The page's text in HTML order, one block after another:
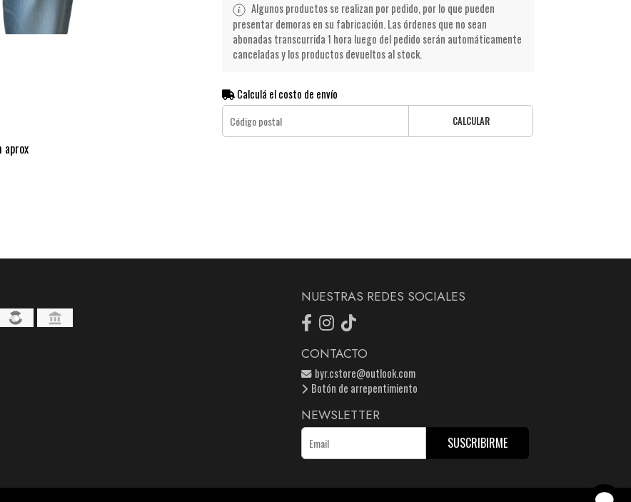
aprox
Algunos productos se realizan por pedido, por lo que pueden
presentar demoras en su fabricación. Las órdenes que no sean
abonadas transcurrida 1 hora luego del pedido serán automáticamente
canceladas y los productos devueltos al stock.
Calculá el costo de envío
CALCULAR
NUESTRAS REDES SOCIALES
CONTACTO
byr.cstore@outlook.com
Botón de arrepentimiento
NEWSLETTER
SUSCRIBIRME